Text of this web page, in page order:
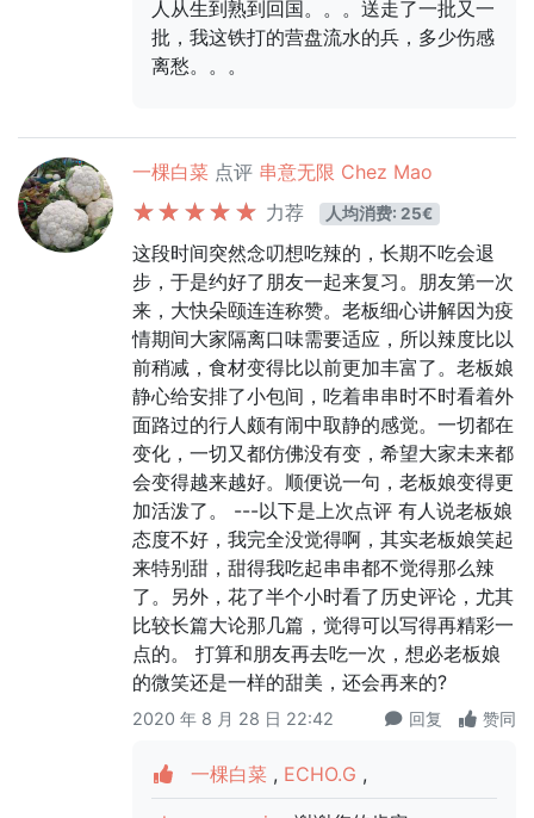
人从生到熟到回国。。。送走了一批又一
批，我这铁打的营盘流水的兵，多少伤感
离愁。。。
一棵白菜 点评 串意无限 Chez Mao
力荐
人均消费: 25€
这段时间突然念叨想吃辣的，长期不吃会退
步，于是约好了朋友一起来复习。朋友第一次
来，大快朵颐连连称赞。老板细心讲解因为疫
情期间大家隔离口味需要适应，所以辣度比以
前稍减，食材变得比以前更加丰富了。老板娘
静心给安排了小包间，吃着串串时不时看着外
面路过的行人颇有闹中取静的感觉。一切都在
变化，一切又都仿佛没有变，希望大家未来都
会变得越来越好。顺便说一句，老板娘变得更
加活泼了。 ---以下是上次点评 有人说老板娘
态度不好，我完全没觉得啊，其实老板娘笑起
来特别甜，甜得我吃起串串都不觉得那么辣
了。另外，花了半个小时看了历史评论，尤其
比较长篇大论那几篇，觉得可以写得再精彩一
点的。 打算和朋友再去吃一次，想必老板娘
的微笑还是一样的甜美，还会再来的?
2020 年 8 月 28 日 22:42 回复 赞同
一棵白菜 , ECHO.G ,